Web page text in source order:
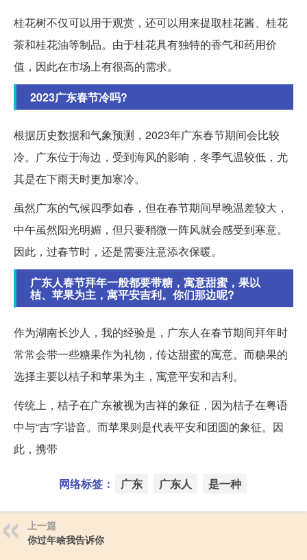
桂花树不仅可以用于观赏，还可以用来提取桂花酱、桂花
茶和桂花油等制品。由于桂花具有独特的香气和药用价
值，因此在市场上有很高的需求。
2023广东春节冷吗?
根据历史数据和气象预测，2023年广东春节期间会比较
冷。广东位于海边，受到海风的影响，冬季气温较低，尤
其是在下雨天时更加寒冷。
虽然广东的气候四季如春，但在春节期间早晚温差较大，
中午虽然阳光明媚，但只要稍微一阵风就会感受到寒意。
因此，过春节时，还是需要注意添衣保暖。
广东人春节拜年一般都要带糖，寓意甜蜜，果以
桔、苹果为主，寓平安吉利。你们那边呢?
作为湖南长沙人，我的经验是，广东人在春节期间拜年时
常常会带一些糖果作为礼物，传达甜蜜的寓意。而糖果的
选择主要以桔子和苹果为主，寓意平安和吉利。
传统上，桔子在广东被视为吉祥的象征，因为桔子在粤语
中与“吉”字谐音。而苹果则是代表平安和团圆的象征。因
此，携带
网络标签： 广东 广东人 是一种
上一篇
你过年啥我告诉你